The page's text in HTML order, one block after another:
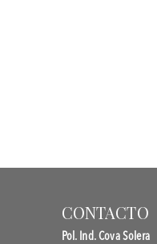
CONTACTO
Pol. Ind. Cova Solera